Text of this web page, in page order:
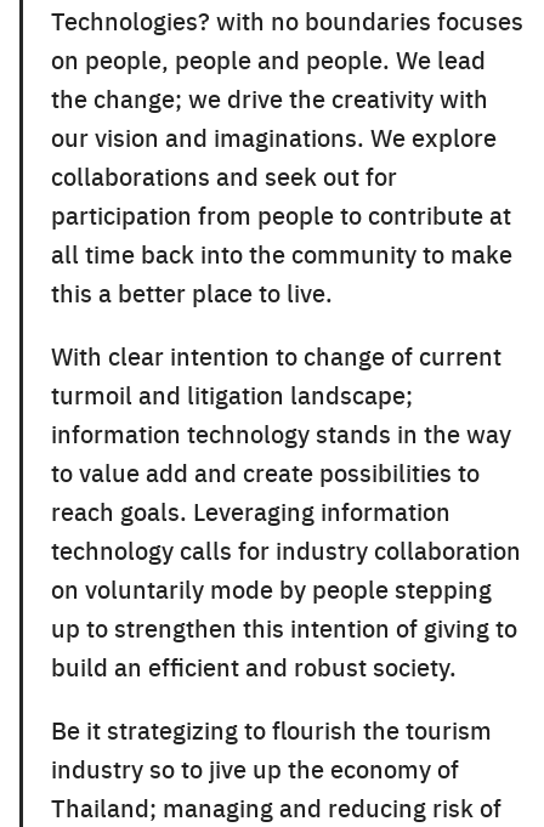
Technologies? with no boundaries focuses
on people, people and people. We lead
the change; we drive the creativity with
our vision and imaginations. We explore
collaborations and seek out for
participation from people to contribute at
all time back into the community to make
this a better place to live.
With clear intention to change of current
turmoil and litigation landscape;
information technology stands in the way
to value add and create possibilities to
reach goals. Leveraging information
technology calls for industry collaboration
on voluntarily mode by people stepping
up to strengthen this intention of giving to
build an efficient and robust society.
Be it strategizing to flourish the tourism
industry so to jive up the economy of
Thailand; managing and reducing risk of